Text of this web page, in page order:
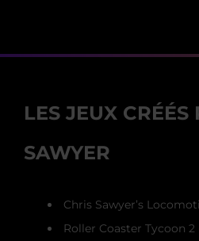
LES JEUX CRÉÉS
SAWYER
Chris Sawyer’s
Roller Coaster Tycoon 2